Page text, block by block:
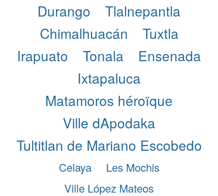
Durango
Tlalnepantla
Chimalhuacán
Tuxtla
Irapuato
Tonala
Ensenada
Ixtapaluca
Matamoros héroïque
Ville dApodaka
Tultitlan de Mariano Escobedo
Celaya
Les Mochis
Ville López Mateos